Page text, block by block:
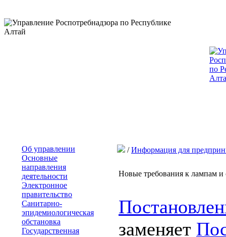
Об управлении
Основные
направления
деятельности
Электронное
правительство
Санитарно-
эпидемиологическая
обстановка
Государственная
/Информация для
Новые требования к лампам и
заменяет